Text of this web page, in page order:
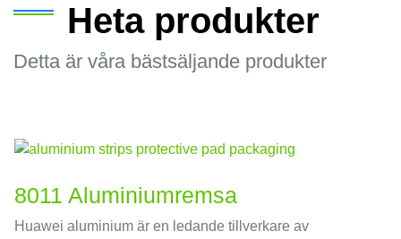
Heta produkter
Detta är våra bästsäljande produkter
8011 Aluminiumremsa
Huawei aluminium är en ledande tillverkare av